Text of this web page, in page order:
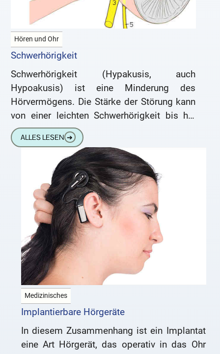
Hören und Ohr
Schwerhörigkeit
Schwerhörigkeit (Hypakusis, auch
Hypoakusis) ist eine Minderung des
Hörvermögens. Die Stärke der Störung kann
von einer leichten Schwerhörigkeit bis hin
zur Gehörlosigkeit reichen. Das kann
vielfältige Ursachen haben. Nach einer
ALLES LESEN ➔
Medizinisches
Implantierbare Hörgeräte
In diesem Zusammenhang ist ein Implantat
eine Art Hörgerät, das operativ in das Ohr